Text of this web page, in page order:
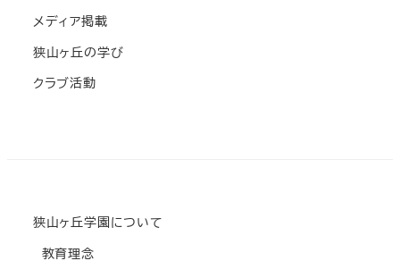
メディア掲載
狭山ヶ丘の学び
クラブ活動
狭山ヶ丘学園について
教育理念